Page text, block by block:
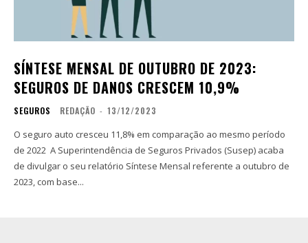
SÍNTESE MENSAL DE OUTUBRO DE 2023:
SEGUROS DE DANOS CRESCEM 10,9%
SEGUROS REDAÇÃO - 13/12/2023
O seguro auto cresceu 11,8% em comparação ao mesmo período
de 2022 A Superintendência de Seguros Privados (Susep) acaba
de divulgar o seu relatório Síntese Mensal referente a outubro de
2023, com base...